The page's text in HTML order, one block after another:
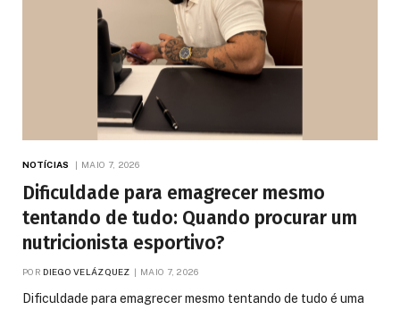
NOTÍCIAS MAIO 7, 2026
Dificuldade para emagrecer mesmo
tentando de tudo: Quando procurar um
nutricionista esportivo?
POR DIEGO VELÁZQUEZ MAIO 7, 2026
Dificuldade para emagrecer mesmo tentando de tudo é uma